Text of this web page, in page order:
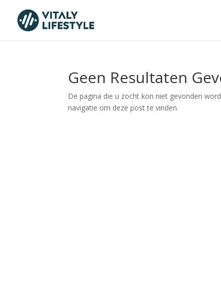
Geen Resultaten
De pagina die u zocht kon niet gevonden
navigatie om deze post te vinden.